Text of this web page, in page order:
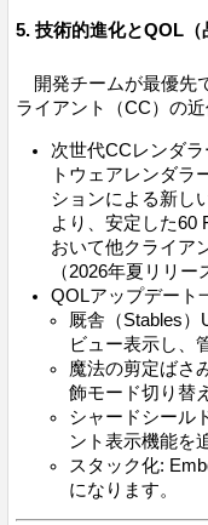
5. 技術的進化とQOL（
開発チームが最優先
ライアント（CC）の近
次世代CCレンダ
トウェアレンダラ
ションによる新し
より、安定した60
おいて他クライア
（2026年夏リリー
QOLアップデート
厩舎（Stables）
ビュー表示し、
魔法の剪定ばさ
飾モード切り替
シャードシール
ント表示機能を
スタック化:
になります。